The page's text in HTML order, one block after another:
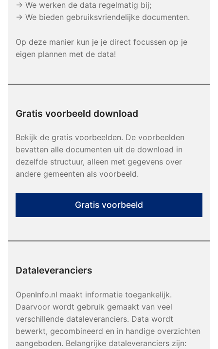
→ We werken de data regelmatig bij;
→ We bieden gebruiksvriendelijke documenten.
Op deze manier kun je je direct focussen op je
eigen plannen met de data!
Gratis voorbeeld download
Bekijk de gratis voorbeelden. De voorbeelden
bevatten alle documenten uit de download in
dezelfde structuur, alleen met gegevens over
andere gemeenten als voorbeeld.
Gratis voorbeeld
Dataleveranciers
OpenInfo.nl maakt informatie toegankelijk.
Daarvoor wordt gebruik gemaakt van veel
verschillende dataleveranciers. Data wordt
bewerkt, gecombineerd en in handige overzichten
aangeboden. Belangrijke dataleveranciers zijn: